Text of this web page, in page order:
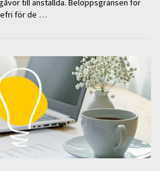
till anställda. Beloppsgränsen för
för de …